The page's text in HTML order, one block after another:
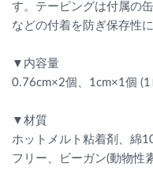
す。テーピングは付属の
などの付着を防ぎ保存性
▼内容量
0.76cm×2個、1cm×1個
▼材質
ホットメルト粘着剤、綿
フリー、ビーガン(動物性